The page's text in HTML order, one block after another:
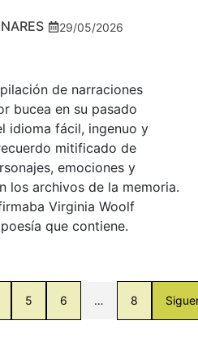
29/05/2026
de narraciones
bucea en su pasado
idioma fácil, ingenuo y
mitificado de
emociones y
los archivos de la memoria.
Virginia Woolf
que contiene.
5 6 … 8